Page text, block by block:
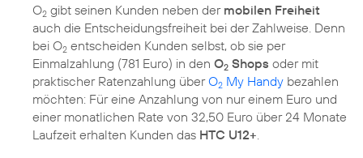
O2 gibt seinen Kunden neben der mobilen Freiheit
auch die Entscheidungsfreiheit bei der Zahlweise. Denn
bei O2 entscheiden Kunden selbst, ob sie per
Einmalzahlung (781 Euro) in den O2 Shops oder mit
praktischer Ratenzahlung überO2 My Handy bezahlen
möchten: Für eine Anzahlung von nur einem Euro und
einer monatlichen Rate von 32,50 Euro über 24 Monate
Laufzeit erhalten Kunden das HTC U12+